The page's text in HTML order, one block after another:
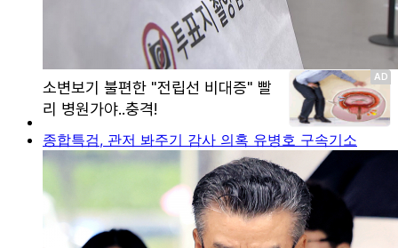
종합특검, 관저 봐주기 감사 의혹 유병호 구속기소